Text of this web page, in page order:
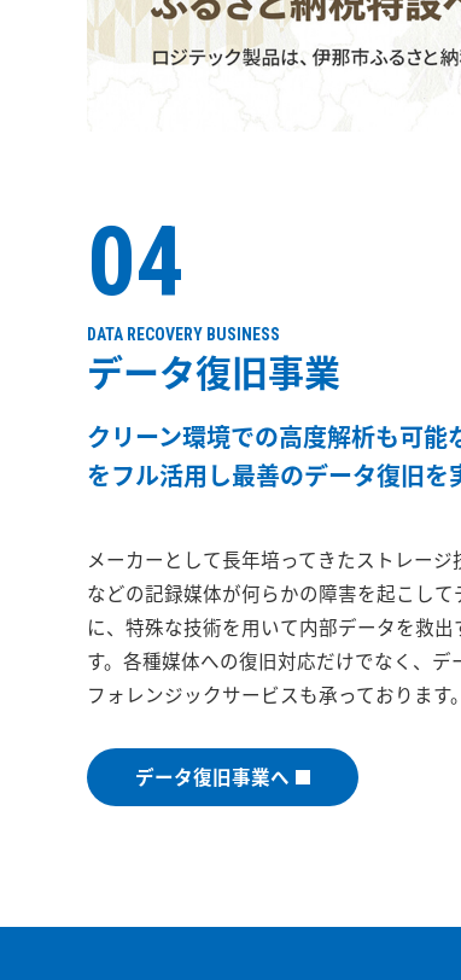
04
DATA RECOVERY BUSINESS
データ復旧事業
クリーン環境での高度解析も可能
をフル活用し最善のデータ復旧を
メーカーとして長年培ってきたストレー
などの記録媒体が何らかの障害を起こし
に、特殊な技術を用いて内部データを救
す。各種媒体への復旧対応だけでなく、
フォレンジックサービスも承っております。
データ復旧事業へ